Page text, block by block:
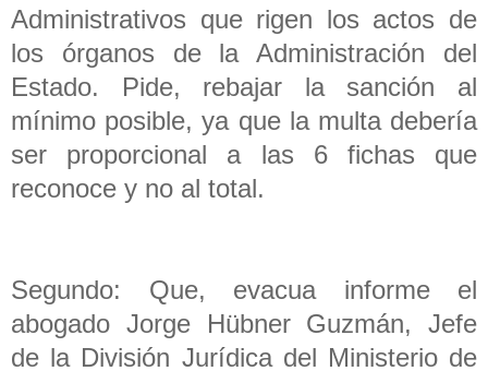
Administrativos que rigen los actos de
los órganos de la Administración del
Estado. Pide, rebajar la sanción al
mínimo posible, ya que la multa debería
ser proporcional a las 6 fichas que
reconoce y no al total.
Segundo: Que, evacua informe el
abogado Jorge Hübner Guzmán, Jefe
de la División Jurídica del Ministerio de